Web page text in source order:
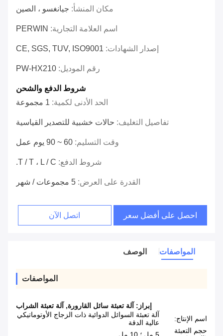
مكان المنشأ: جيانغسو ، الصين
اسم العلامة التجارية: PERWIN
إصدار الشهادات: CE, SGS, TUV, ISO9001
رقم الموديل: PW-HX210
شروط الدفع والشحن
الحد الأدنى لكمية: 1 مجموعة
تفاصيل التغليف: حالات خشبية للتصدير القياسية
وقت التسليم: 60 ~ 90 يوم عمل
شروط الدفع: T / T ، L / C.
القدرة على العرض: 5 مجموعات / شهر
احصل على أفضل سعر اتصل الآن
المواصفات الوصف
المواصفات
إبراز: آلة تعبئة سائل القارورة, آلة تعبئة الشراب
اسم الإنتاج:
آلة تعبئة السوائل الدوائية ذات الزجاج الأوتوماتيكي
عالية الدقة
حجم التعبئة